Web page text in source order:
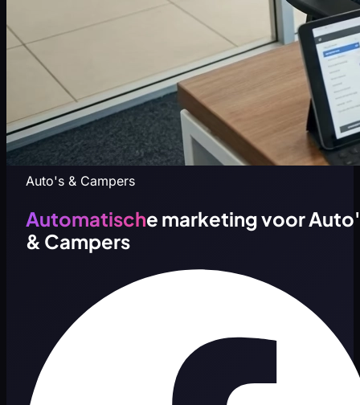
Auto's & Campers
Automatische marketing voor
& Campers